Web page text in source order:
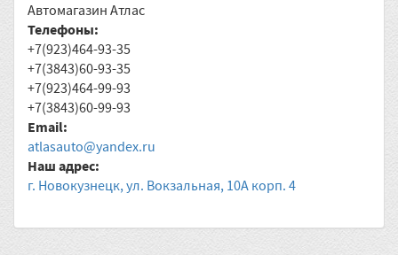
Автомагазин Атлас
Телефоны:
+7(923)464-93-35
+7(3843)60-93-35
+7(923)464-99-93
+7(3843)60-99-93
Email:
atlasauto@yandex.ru
Наш адрес:
г. Новокузнецк, ул. Вокзальная, 10А корп. 4